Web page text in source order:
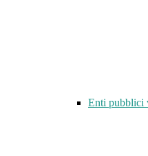
Enti pubblici